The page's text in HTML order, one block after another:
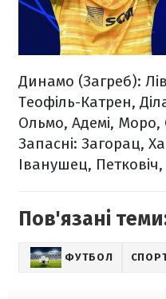
Динамо (Загреб):
Теофіль-Катрен,
Ольмо, Адемі, Моро,
Запасні: Загорац,
Іванушец,
Пов'язані
ФУТБОЛ